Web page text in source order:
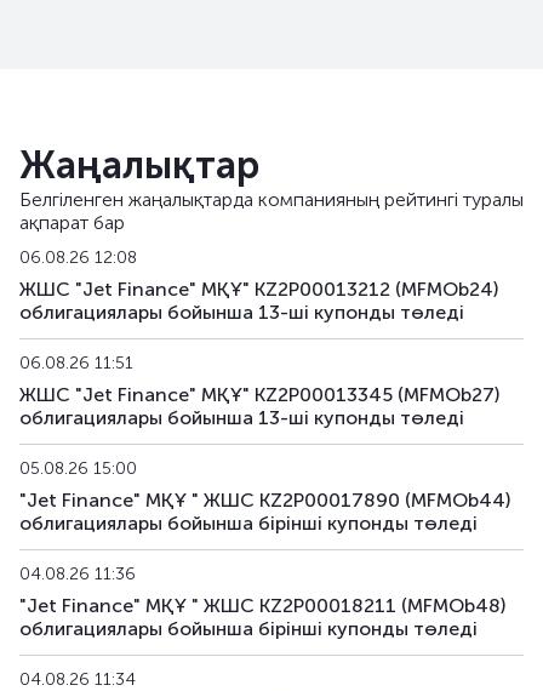
MFMOb33 KZ2P00014608
MFMOb34
MFMOb35 KZ2P00016686 альтернативті
MFMOb36 KZ2P00016694 альтернативті
MFMOb37 KZ2P00016850 альтернативті
MFMOb38 KZ2P00016868 альтернативті
MFMOb39 KZ2P00016876 альтернативті
MFMOb40 KZ2P00016785 альтернативті
MFMOb41 KZ2P00016793 альтернативті
Жаңалықтар
Белгіленген жаңалықтарда компанияның рейтингі туралы
ақпарат бар
06.08.26 12:08
ЖШС "Jet Finance" МҚҰ" KZ2P00013212 (MFMOb24)
облигациялары бойынша 13-шi купонды төледі
06.08.26 11:51
ЖШС "Jet Finance" МҚҰ" KZ2P00013345 (MFMOb27)
облигациялары бойынша 13-шi купонды төледі
05.08.26 15:00
"Jet Finance" МҚҰ " ЖШС KZ2P00017890 (MFMOb44)
облигациялары бойынша бірiнші купонды төледі
04.08.26 11:36
"Jet Finance" МҚҰ " ЖШС KZ2P00018211 (MFMOb48)
облигациялары бойынша бірiнші купонды төледі
04.08.26 11:34